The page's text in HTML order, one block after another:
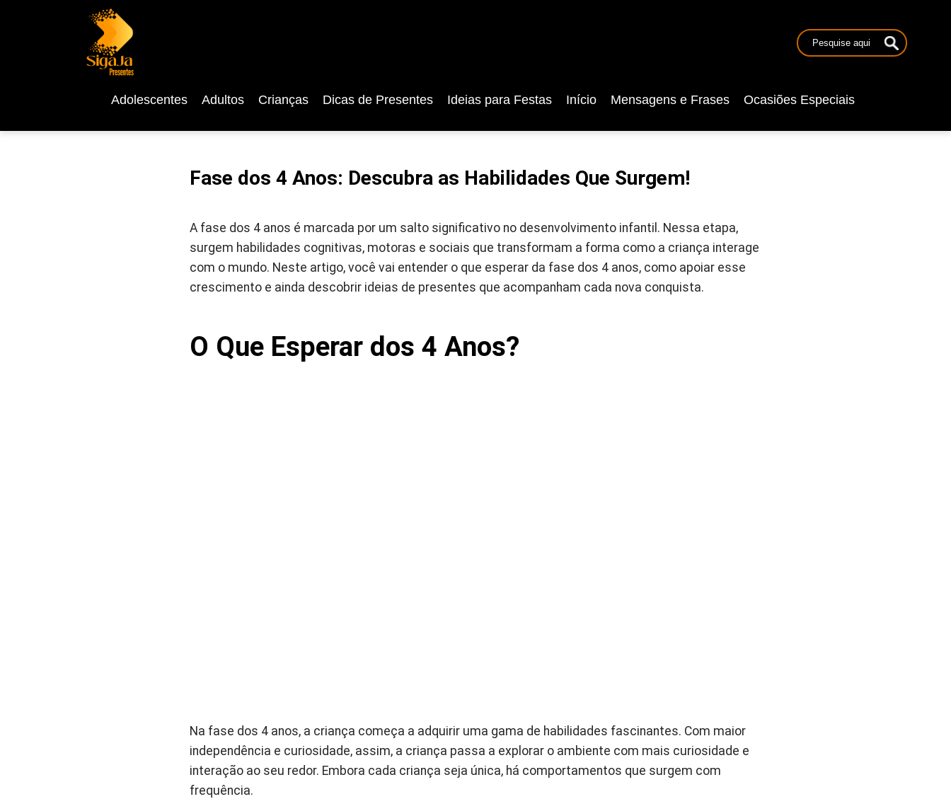
Adolescentes Adultos Crianças Dicas de Presentes Ideias para Festas Início Mensagens e Frases Ocasiões Especiais
Fase dos 4 Anos: Descubra as Habilidades Que Surgem!
A fase dos 4 anos é marcada por um salto significativo no desenvolvimento infantil. Nessa etapa,
surgem habilidades cognitivas, motoras e sociais que transformam a forma como a criança interage
com o mundo. Neste artigo, você vai entender o que esperar da fase dos 4 anos, como apoiar esse
crescimento e ainda descobrir ideias de presentes que acompanham cada nova conquista.
O Que Esperar dos 4 Anos?
Na fase dos 4 anos, a criança começa a adquirir uma gama de habilidades fascinantes. Com maior
independência e curiosidade, assim, a criança passa a explorar o ambiente com mais curiosidade e
interação ao seu redor. Embora cada criança seja única, há comportamentos que surgem com
frequência.